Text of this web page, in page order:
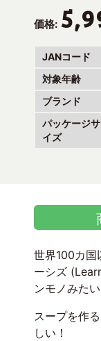
価格:
JANコード
対象年齢
ブランド
パッケージサ
イズ
世界100カ国
ーシズ
ンモノみた
スープを作
しい！